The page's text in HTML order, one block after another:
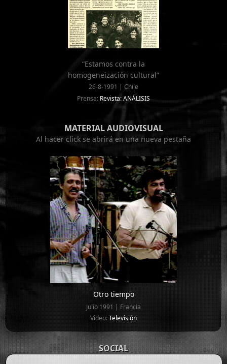
“Estamos contra la
homogeneización cultural”
26-8-1991 | Chile
Prensa: Revista: ANÁLISIS
MATERIAL AUDIOVISUAL
Al hacer click se abrirá en una nueva pestaña
Otro tiempo
Julio 1991 | Francia
Video:Televisión
SOCIAL